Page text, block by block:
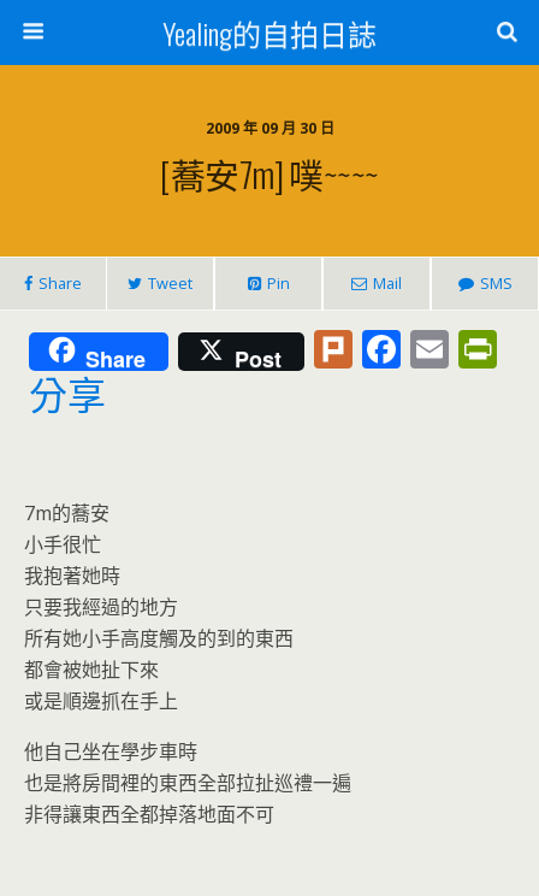
Yealing的自拍日誌
2009 年 09 月 30 日
[蕎安7m] 噗~~~~
Share Tweet Pin Mail SMS
Share Post Pl F E
分享
7m的蕎安
小手很忙
我抱著她時
只要我經過的地方
所有她小手高度觸及的到的東西
都會被她扯下來
或是順邊抓在手上
他自己坐在學步車時
也是將房間裡的東西全部拉扯巡禮一遍
非得讓東西全都掉落地面不可